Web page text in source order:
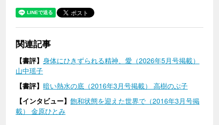
関連記事
【書評】 身体にひきずられる精神、愛（2026年5月号掲載）
山中瑶子
【書評】 暗い熱水の底（2016年3月号掲載） 高樹のぶ子
【インタビュー】 飽和状態を迎えた世界で（2016年3月号掲
載） 金原ひとみ